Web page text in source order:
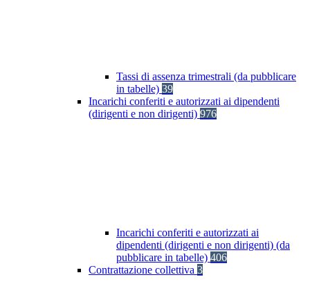
Tassi di assenza trimestrali (da pubblicare
in tabelle) 39
Incarichi conferiti e autorizzati ai dipendenti
(dirigenti e non dirigenti) 976
Incarichi conferiti e autorizzati ai
dipendenti (dirigenti e non dirigenti) (da
pubblicare in tabelle) 406
Contrattazione collettiva 3